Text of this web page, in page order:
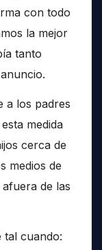
con todo
la mejor
tanto
a los padres
medida
cerca de
medios de
de las
tal cuando: